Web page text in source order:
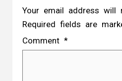
Your email address will
Required fields are
Comment *